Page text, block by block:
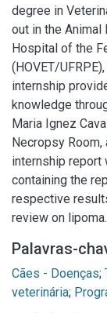
degree in
out in the Animal
Hospital of the
(HOVET/
internship
knowledge
Maria Ignez
Necropsy
internship report
containing the
respective
review on lipoma.
Palavras-
Cães - Doenças;
veterinária;